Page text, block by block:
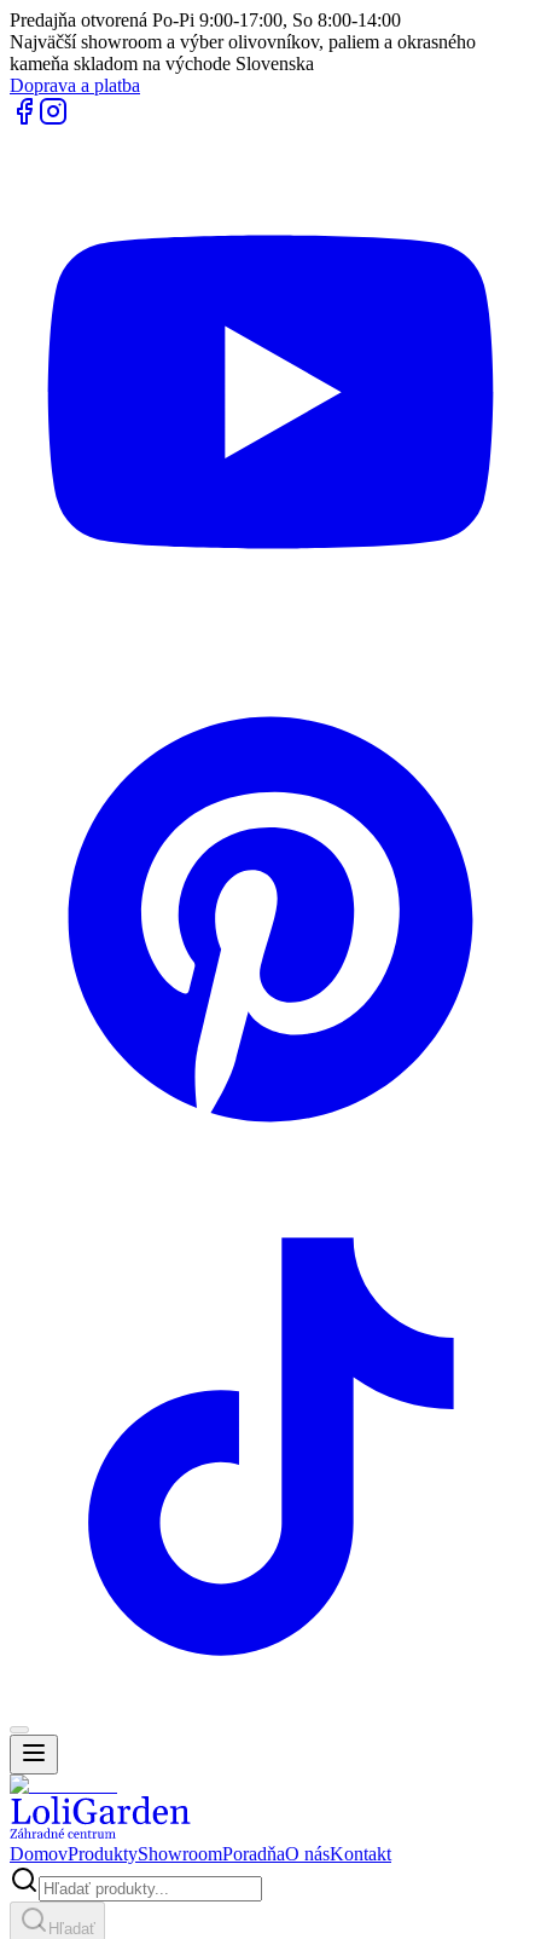
Predajňa otvorená Po-Pi 9:00-17:00, So 8:00-14:00
Najväčší showroom a výber olivovníkov, paliem a okrasného
kameňa skladom na východe Slovenska
Doprava a platba
DomovProduktyShowroomPoradňaO násKontakt
Hľadať